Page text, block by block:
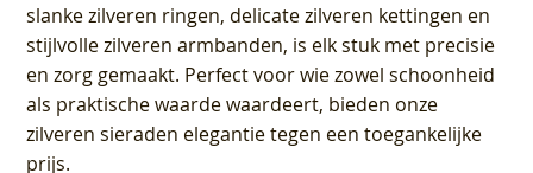
slanke zilveren ringen, delicate zilveren kettingen en
stijlvolle zilveren armbanden, is elk stuk met precisie
en zorg gemaakt. Perfect voor wie zowel schoonheid
als praktische waarde waardeert, bieden onze
zilveren sieraden elegantie tegen een toegankelijke
prijs.